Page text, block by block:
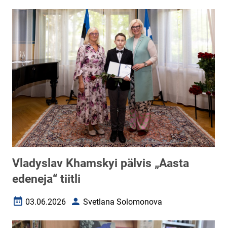
Vladyslav Khamskyi pälvis „Aasta
edeneja“ tiitli
Loomise kuupäev
03.06.2026 AutorSvetlana Solomonova